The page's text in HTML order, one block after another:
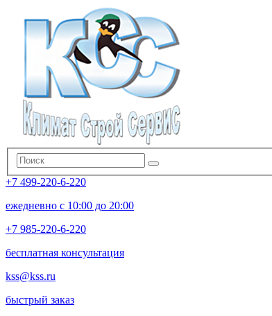
+7 499-220-6-220
ежедневно с 10:00 до 20:00
+7 985-220-6-220
бесплатная консультация
kss@kss.ru
быстрый заказ